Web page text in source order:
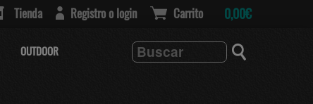
Tienda Registro o login Carrito 0,00€
OUTDOOR